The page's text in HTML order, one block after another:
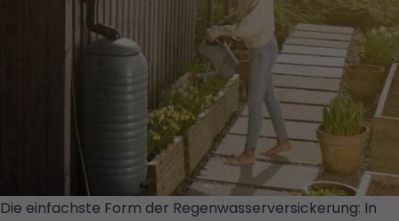
Die einfachste Form der Regenwasserversickerung: In